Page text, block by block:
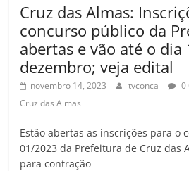
Cruz das Almas:
concurso público da
abertas e vão até o dia
dezembro; veja edital
novembro 14, 2023 tvconca 0
Cruz das Almas
Estão abertas as inscrições para o
01/2023 da Prefeitura de Cruz das
para contração